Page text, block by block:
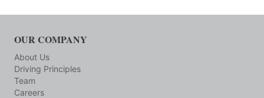
OUR COMPANY
About Us
Driving Principles
Team
Careers